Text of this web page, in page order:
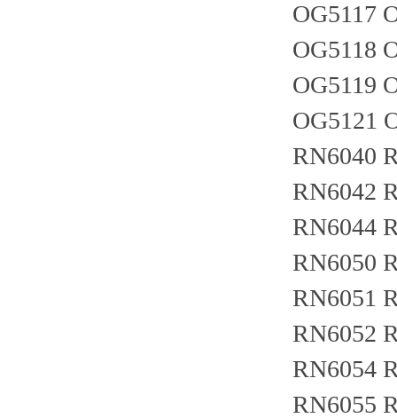
OG5117
OG5118
OG5119
OG5121
RN6040
RN6042
RN6044
RN6050
RN6051
RN6052
RN6054
RN6055